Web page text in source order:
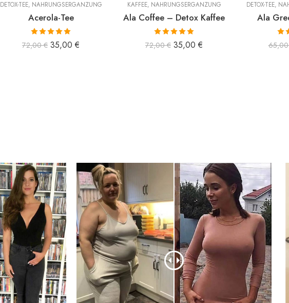
DETOX-TEE, NAHRUNGSERGÄNZUNG
Acerola-Tee
Bewertet mit
5.00 von 5
72,00€ 35,00 €
KAFFEE, NAHRUNGSERGÄNZUNG
Ala Coffee – Detox Kaffee
Bewertet mit
5.00 von 5
72,00€ 35,00 €
DETOX-TEE,
Ala